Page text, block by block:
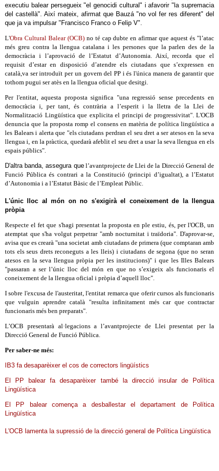
executiu balear persegueix "el genocidi cultural" i afavorir "la supremacia
del castellà". Així mateix, afirmat que Bauzá "no vol fer res diferent" del
que ja va impulsar "Francisco Franco o Felip V".
L'Obra Cultural Balear (OCB) no té cap dubte en afirmar que aquest és "l’atac
més greu contra la llengua catalana i les persones que la parlen des de la
democràcia i l’aprovació de l’Estatut d’Autonomia. Així, recorda que el
requisit d’estar en disposició d’atendre els ciutadans que s’expressen en
català,va ser introduït per un govern del PP i és l'única manera de garantir que
tothom pugui ser atès en la llengua oficial que desitgi.
Per l'entitat, aquesta proposta significa "una regressió sense precedents en
democràcia i, per tant, és contrària a l’esperit i la lletra de la Llei de
Normalització Lingüística que explicita el principi de progressivitat". L'OCB
denuncia que la proposta romp el consens en matèria de política lingüística a
les Balears i alerta que "els ciutadans perdran el seu dret a ser atesos en la seva
llengua i, en la pràctica, quedarà afeblit el seu dret a usar la seva llengua en els
espais públics".
D'altra banda, assegura quel’avantprojecte de Llei de la Direcció General de
Funció Pública és contrari a la Constitució (principi d’igualtat), a l’Estatut
d’Autonomia i a l’Estatut Bàsic de l’Empleat Públic.
L'únic lloc al món on no s'exigirà el coneixement de la llengua
pròpia
Respecte el fet que s'hagi presentat la proposta en ple estiu, és, per l'OCB, un
atemptat que s'ha volgut perpetrar "amb nocturnitat i traïdoria". D'aprovar-se,
avisa que es crearà "una societat amb ciutadans de primera (que comptaran amb
tots els seus drets reconeguts a les lleis) i ciutadans de segona (que no seran
atesos en la seva llengua pròpia per les institucions)" i que les Illes Balears
"passaran a ser l’únic lloc del món en que no s’exigeix als funcionaris el
coneixement de la llengua oficial i pròpia d’aquell lloc".
I sobre l'excusa de l'austeritat, l'entitat remarca que oferir cursos als funcionaris
que vulguin aprendre català "resulta infinitament més car que contractar
funcionaris més ben preparats".
L’OCB presentarà al·legacions a l’avantprojecte de Llei presentat per la
Direcció General de Funció Pública.
Per saber-ne més:
IB3 fa desaparèixer el cos de correctors lingüístics
El PP balear fa desaparèixer també la direcció insular de Política
Lingüística
El PP balear comença a desballestar el departament de Política
Lingüística
L'OCB lamenta la supressió de la direcció general de Política Lingüística